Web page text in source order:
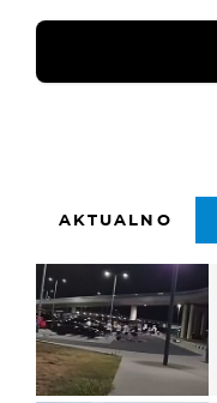
AKTUALNO